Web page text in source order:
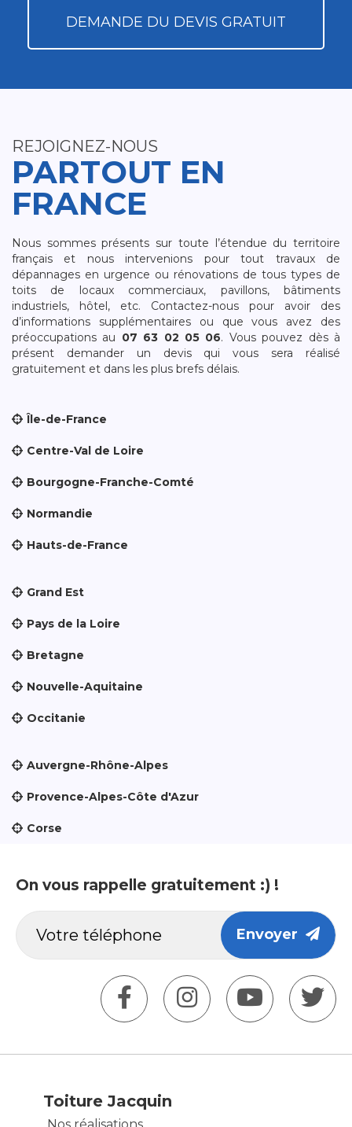
DEMANDE DU DEVIS GRATUIT
REJOIGNEZ-NOUS
PARTOUT EN
FRANCE
Nous sommes présents sur toute l’étendue du territoire
français et nous intervenions pour tout travaux de
dépannages en urgence ou rénovations de tous types de
toits de locaux commerciaux, pavillons, bâtiments
industriels, hôtel, etc. Contactez-nous pour avoir des
d’informations supplémentaires ou que vous avez des
préoccupations au 07 63 02 05 06. Vous pouvez dès à
présent demander un devis qui vous sera réalisé
gratuitement et dans les plus brefs délais.
Île-de-France
Centre-Val de Loire
Bourgogne-Franche-Comté
Normandie
Hauts-de-France
Grand Est
Pays de la Loire
Bretagne
Nouvelle-Aquitaine
Occitanie
Auvergne-Rhône-Alpes
Provence-Alpes-Côte d'Azur
Corse
On vous rappelle gratuitement :) !
Envoyer
Toiture Jacquin
Nos réalisations